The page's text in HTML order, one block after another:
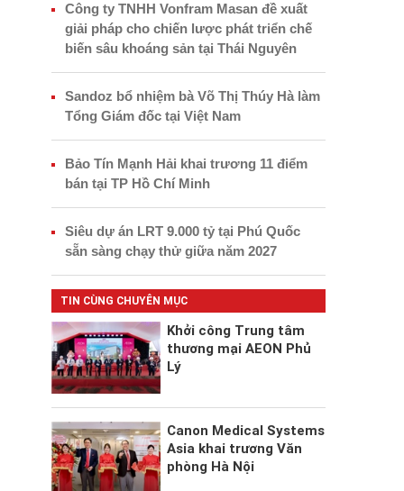
Công ty TNHH Vonfram Masan đề xuất
giải pháp cho chiến lược phát triển chế
biến sâu khoáng sản tại Thái Nguyên
Sandoz bổ nhiệm bà Võ Thị Thúy Hà làm
Tổng Giám đốc tại Việt Nam
Bảo Tín Mạnh Hải khai trương 11 điểm
bán tại TP Hồ Chí Minh
Siêu dự án LRT 9.000 tỷ tại Phú Quốc
sẵn sàng chạy thử giữa năm 2027
TIN CÙNG CHUYÊN MỤC
Khởi công Trung tâm
thương mại AEON Phủ
Lý
Canon Medical Systems
Asia khai trương Văn
phòng Hà Nội